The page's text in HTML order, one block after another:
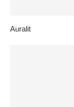
Auralit